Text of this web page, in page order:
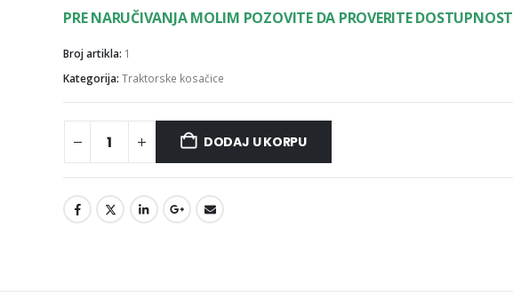
PRE NARUČIVANJA MOLIM POZOVITE DA PROVERITE DOSTUPNOST
Broj artikla: 1
Kategorija: Traktorske kosačice
DODAJ U KORPU